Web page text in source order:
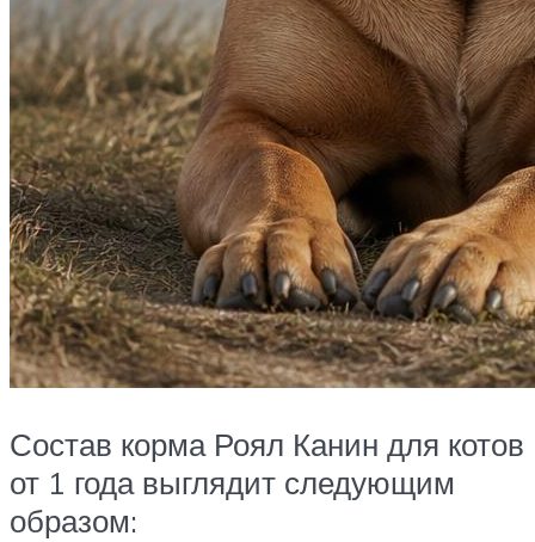
Состав корма Роял Канин для котов
от 1 года выглядит следующим
образом: